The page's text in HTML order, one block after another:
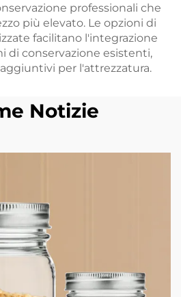
professionali che
più elevato. Le opzioni di
facilitano l'integrazione
di conservazione esistenti,
per l'attrezzatura.
Notizie